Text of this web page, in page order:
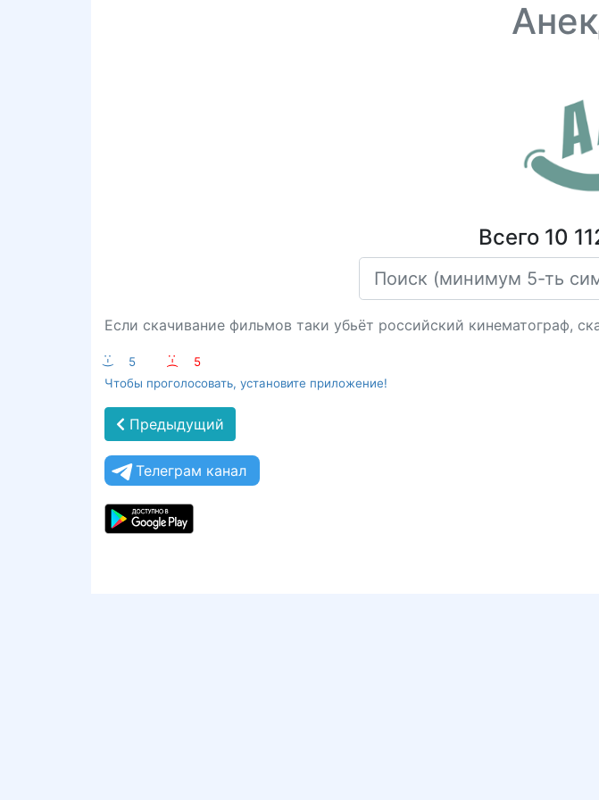
Всего 10
Если скачивание фильмов таки убьёт российский кинематограф,
:-) 5 :-(
5
Чтобы проголосовать, установите приложение!
Предыдущий
Телеграм канал